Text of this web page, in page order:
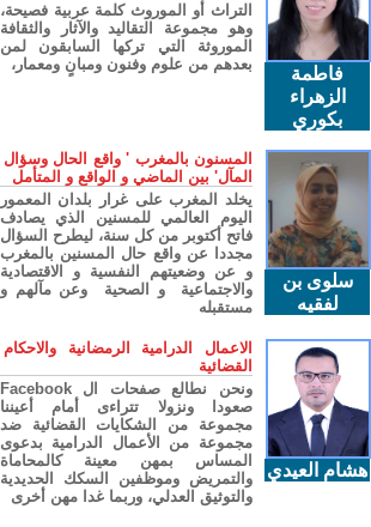
فاطمة
الزهراء
بكوري
التراث أو الموروث كلمة عربية فصيحة،
وهو مجموعة التقاليد والآثار والثقافة
الموروثة التي تركها السابقون لمن
بعدهم من علوم وفنون ومبانٍ ومعمار،
سلوى بن
لفقيه
المسنون بالمغرب ' واقع الحال وسؤال
المآل' بين الماضي و الواقع و المتأمل
يخلد المغرب على غرار بلدان المعمور
اليوم العالمي للمسنين الذي يصادف
فاتح أكتوبر من كل سنة، ليطرح السؤال
مجددا عن واقع حال المسنين بالمغرب
و عن وضعيتهم النفسية و الاقتصادية
والاجتماعية و الصحية وعن مآلهم و
مستقبله
هشام العيدي
الاعمال الدرامية الرمضانية والاحكام
القضائية
ونحن نطالع صفحات ال Facebook
صعودا ونزولا تتراءى أمام أعيننا
مجموعة من الشكايات القضائية ضد
مجموعة من الأعمال الدرامية بدعوى
المساس بمهن معينة كالمحاماة
والتمريض وموظفين السكك الحديدية
والتوثيق العدلي، وربما غدا مهن أخرى